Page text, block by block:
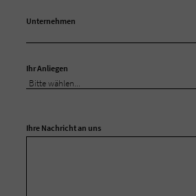
Unternehmen
Ihr Anliegen
Ihre Nachricht an uns